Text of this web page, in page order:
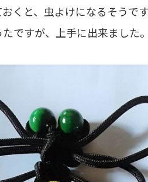
くと、虫よけになるそうで
ですが、上手に出来ました